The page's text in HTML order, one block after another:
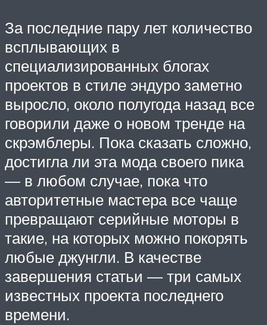
За последние пару лет количество
всплывающих в
специализированных блогах
проектов в стиле эндуро заметно
выросло, около полугода назад все
говорили даже о новом тренде на
скрэмблеры. Пока сказать сложно,
достигла ли эта мода своего пика
— в любом случае, пока что
авторитетные мастера все чаще
превращают серийные моторы в
такие, на которых можно покорять
любые джунгли. В качестве
завершения статьи — три самых
известных проекта последнего
времени.